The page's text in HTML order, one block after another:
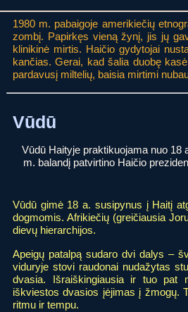
1980 m. pabaigoje amerikiečių
zombį. Papirkęs vieną žynį, jis jų
klinikinė mirtis. Haičio gydytojai
kančias. Gerai, kad šalia duobę
pardavusį miltelių, baisia mirtimi
Vūdū
Vūdū Haityje praktikuojama nuo 18
m. balandį patvirtino Haičio
Vūdū gimė 18 a. susipynus į Haitį
dogmomis. Afrikiečių (greičiausia
dievų hierarchijos.
Apeigų patalpą sudaro dvi dalys –
viduryje stovi raudonai nudažytas
dvasia. Išraiškingiausia ir tuo pat
iškviestos dvasios įėjimas į žmogų.
ritmu ir tempu.